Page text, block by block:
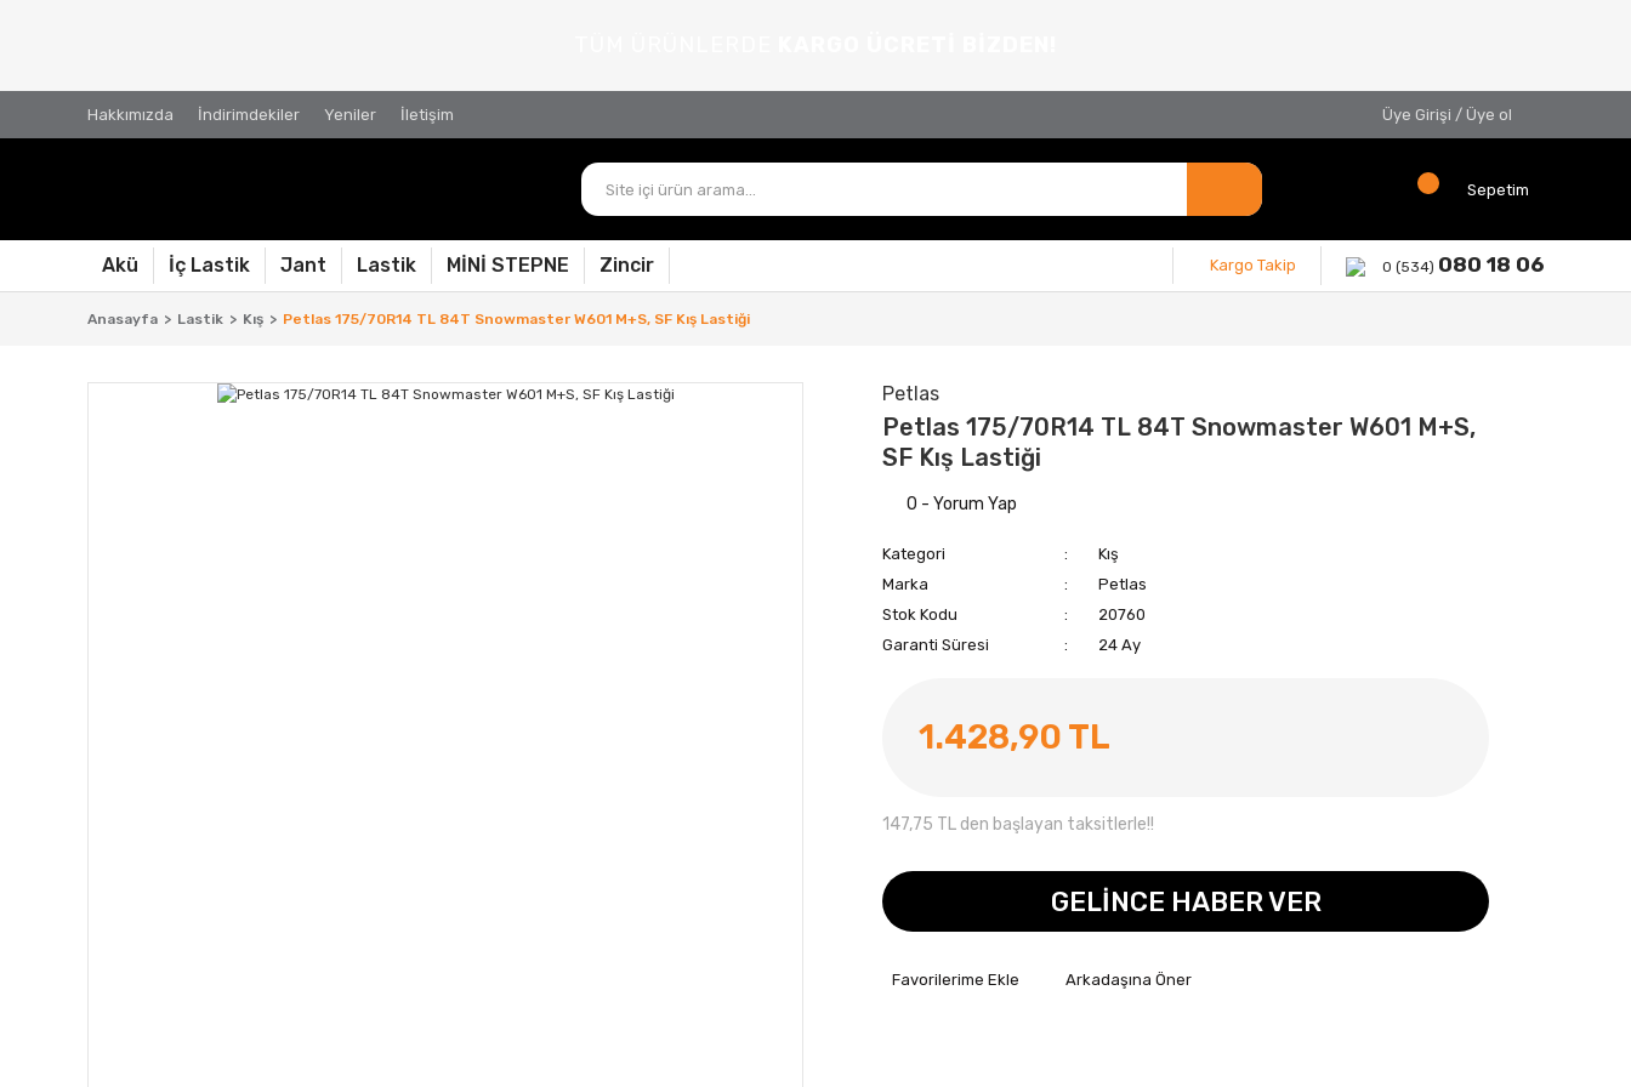
Hakkımızda İndirimdekiler Yeniler İletişim Üye Girişi / Üye ol
Sepetim
Akü İç Lastik Jant Lastik MİNİ STEPNE Zincir Kargo Takip 0 (534) 080 18 06
Anasayfa Lastik Kış Petlas 175/70R14 TL 84T Snowmaster W601 M+S, SF Kış Lastiği
Petlas
Petlas 175/70R14 TL 84T Snowmaster W601 M+S,
SF Kış Lastiği
0 - Yorum Yap
Kategori
Kış
Marka
Petlas
Stok Kodu
20760
Garanti Süresi
24 Ay
1.428,90 TL
147,75 TL den başlayan taksitlerle!!
GELİNCE HABER VER
Arkadaşına Öner